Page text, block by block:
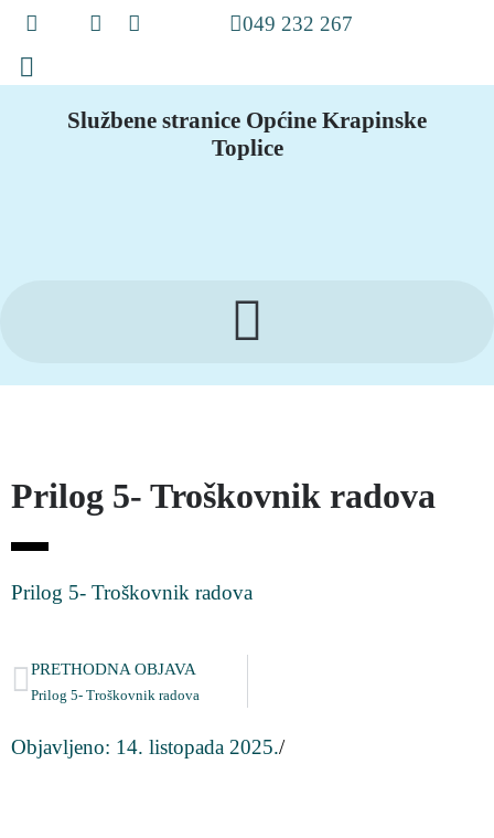
049 232 267
Službene stranice Općine Krapinske
Toplice
Prilog 5- Troškovnik radova
Prilog 5- Troškovnik radova
PRETHODNA OBJAVA
Prilog 5- Troškovnik radova
Objavljeno: 14. listopada 2025./